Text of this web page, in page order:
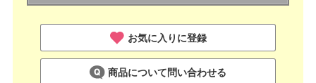
お気に入りに登録
商品について問い合わせる